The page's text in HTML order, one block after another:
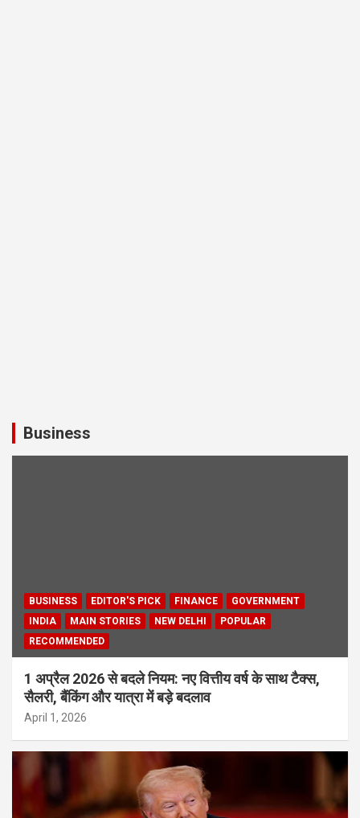
Business
BUSINESS EDITOR'S PICK FINANCE
GOVERNMENT
INDIA
MAIN STORIES NEW DELHI
POPULAR
RECOMMENDED
1 अप्रैल 2026 से बदले नियम: नए वित्तीय वर्ष के साथ टैक्स,
सैलरी, बैंकिंग और यात्रा में बड़े बदलाव
April 1, 2026